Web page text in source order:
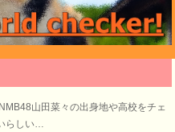
NMB48山田菜々の出身地や高校をチェ
らしい…